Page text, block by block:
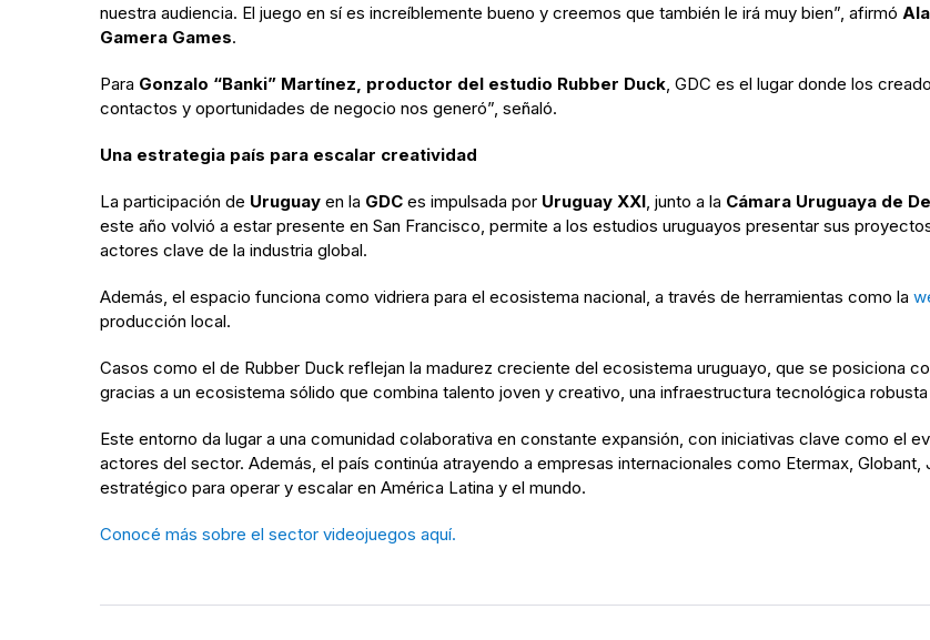
nuestra audiencia. El juego en sí es increíblemente bueno y creemos que también le irá muy bien”, afirmó
Gamera Games.
Para Gonzalo “Banki” Martínez, productor del estudio Rubber Duck, GDC es el lugar donde los
contactos y oportunidades de negocio nos generó”, señaló.
Una estrategia país para escalar creatividad
La participación de Uruguay en la GDC es impulsada por Uruguay XXI, junto a la Cámara Uruguaya de
este año volvió a estar presente en San Francisco, permite a los estudios uruguayos presentar sus
actores clave de la industria global.
Además, el espacio funciona como vidriera para el ecosistema nacional, a través de herramientas como la
producción local.
Casos como el de Rubber Duck reflejan la madurez creciente del ecosistema uruguayo, que se posiciona
gracias a un ecosistema sólido que combina talento joven y creativo, una infraestructura tecnológica
Este entorno da lugar a una comunidad colaborativa en constante expansión, con iniciativas clave como el
actores del sector. Además, el país continúa atrayendo a empresas internacionales como Etermax, Globant,
estratégico para operar y escalar en América Latina y el mundo.
Conocé más sobre el sector videojuegos aquí.